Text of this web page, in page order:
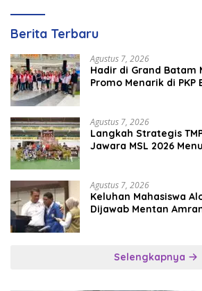
Berita Terbaru
Agustus 7, 2026
Hadir di Grand Batam
Promo Menarik di PKP
Agustus 7, 2026
Langkah Strategis
Jawara MSL 2026
Agustus 7, 2026
Keluhan Mahasiswa
Dijawab Mentan
Selengkapnya